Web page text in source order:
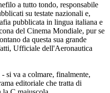
a tutto tondo, responsabile
su testate nazionali e,
pubblicata in lingua italiana e
del Cinema Mondiale, pur se
da questa sua grande
Ufficiale dell'Aeronautica
si va a colmare, finalmente,
editoriale che tratta di